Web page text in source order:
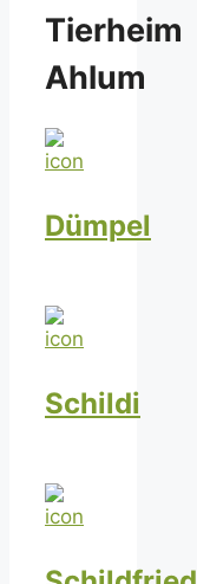
Tierheim
Ahlum
Dümpel
Schildi